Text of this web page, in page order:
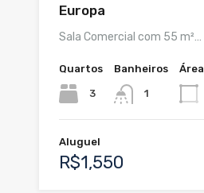
Europa
Sala Comercial com 55 m²…
Quartos
3
Banheiros
1
Área
Aluguel
R$1,550